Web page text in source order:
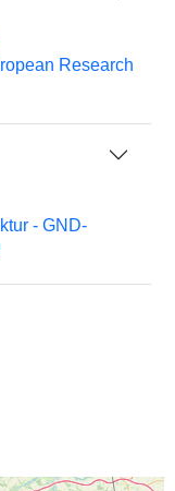
Research
- GND-